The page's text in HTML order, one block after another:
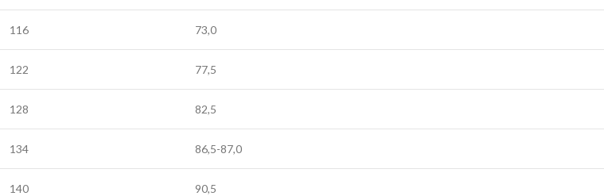
116 73,0
122 77,5
128 82,5
134 86,5-87,0
140 90,5